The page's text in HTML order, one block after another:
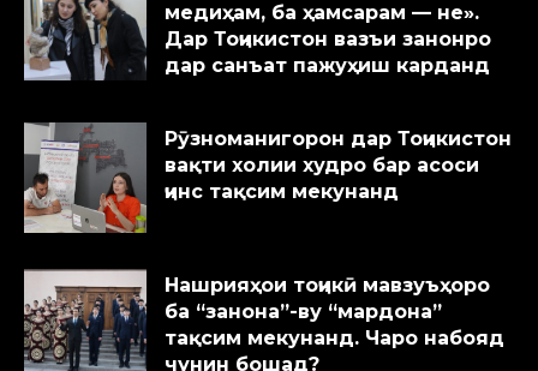
медиҳам, ба ҳамсарам — не».
Дар Тоҷикистон вазъи занонро
дар санъат пажуҳиш карданд
Рӯзноманигорон дар Тоҷикистон
вақти холии худро бар асоси
ҷинс тақсим мекунанд
Нашрияҳои тоҷикӣ мавзуъҳоро
ба “занона”-ву “мардона”
тақсим мекунанд. Чаро набояд
чунин бошад?